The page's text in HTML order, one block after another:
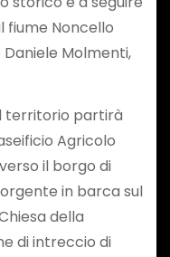
fiume Noncello
Molmenti,
territorio partirà
Agricolo
il borgo di
in barca sul
della
di intreccio di